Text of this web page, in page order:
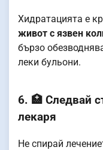
Хидратацията е
живот с язвен
бързо
леки бульони.
6. 🏥 Следвай
лекаря
Не спирай